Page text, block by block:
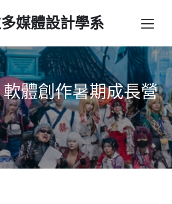
媒體設計學系
體創作暑期成長營